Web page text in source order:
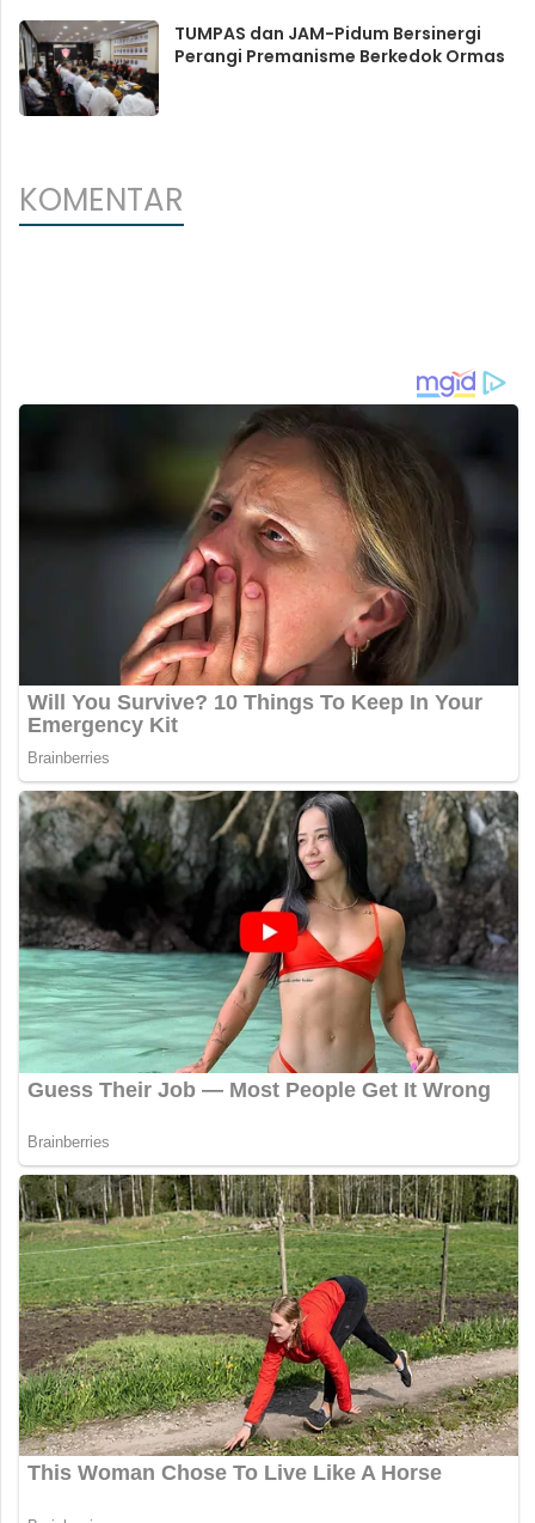
TUMPAS dan JAM-Pidum Bersinergi
Perangi Premanisme Berkedok Ormas
KOMENTAR